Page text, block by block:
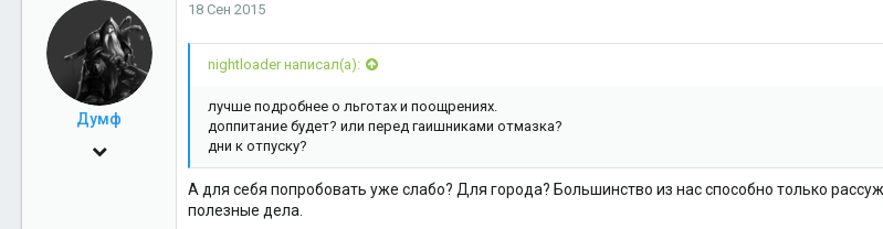
Думф
3 Дек 2010
18 Сен 2015
nightloader написал(а):
лучше подробнее о льготах и поощрениях.
доппитание будет? или перед гаишниками отмазка?
дни к отпуску?
А для себя попробовать уже слабо? Для города? Большинство из нас способно только
полезные дела.